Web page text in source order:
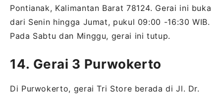
Pontianak, Kalimantan Barat 78124. Gerai ini buka
dari Senin hingga Jumat, pukul 09:00 -16:30 WIB.
Pada Sabtu dan Minggu, gerai ini tutup.
14. Gerai 3 Purwokerto
Di Purwokerto, gerai Tri Store berada di Jl. Dr.